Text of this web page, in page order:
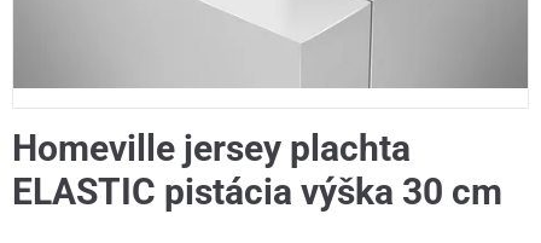
Homeville jersey plachta
ELASTIC pistácia výška 30 cm